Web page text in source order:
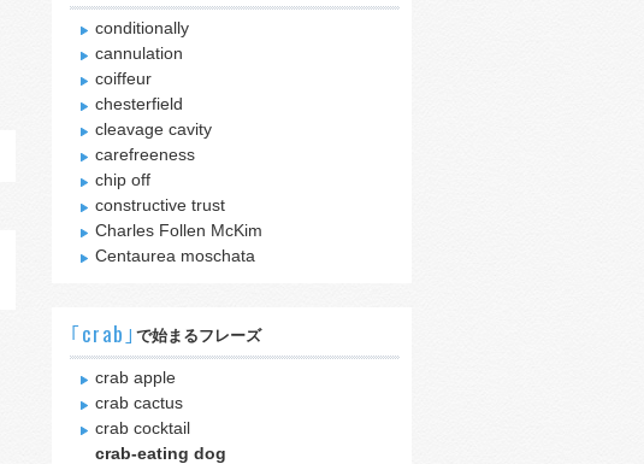
conditionally
cannulation
coiffeur
chesterfield
cleavage cavity
carefreeness
chip off
constructive trust
Charles Follen McKim
Centaurea moschata
｢crab｣で始まるフレーズ
crab apple
crab cactus
crab cocktail
crab-eating dog